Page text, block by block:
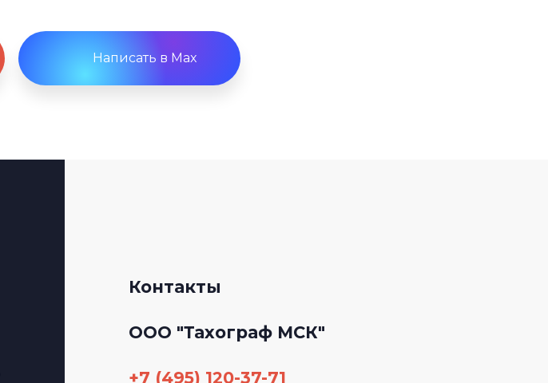
Написать в Max
Контакты
ООО "Тахограф МСК"
+7 (495) 120-37-71